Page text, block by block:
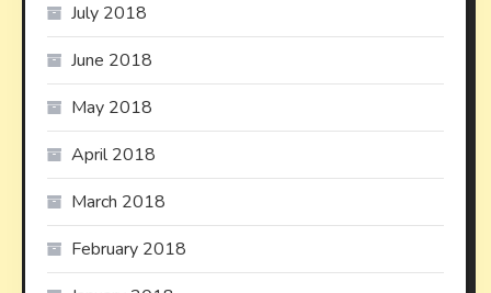
July 2018
June 2018
May 2018
April 2018
March 2018
February 2018